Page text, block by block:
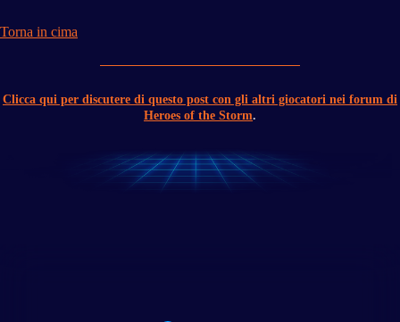
Torna in cima
Clicca qui per discutere di questo post con gli altri giocatori nei forum di
Heroes of the Storm.